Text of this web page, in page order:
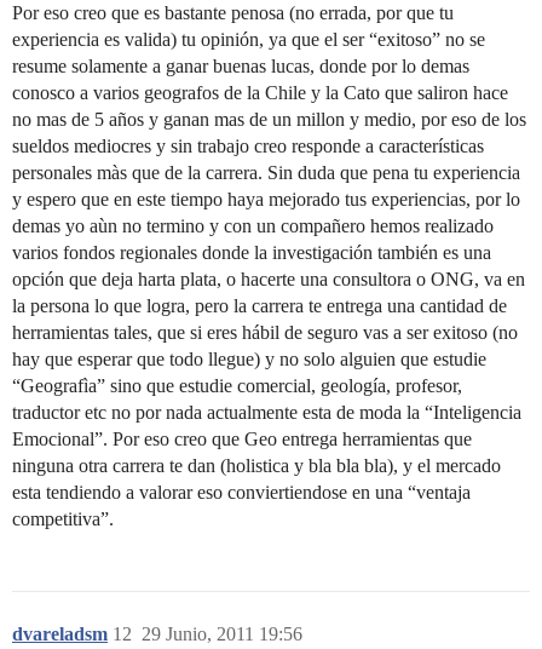
Por eso creo que es bastante penosa (no errada, por que tu
experiencia es valida) tu opinión, ya que el ser “exitoso” no se
resume solamente a ganar buenas lucas, donde por lo demas
conosco a varios geografos de la Chile y la Cato que saliron hace
no mas de 5 años y ganan mas de un millon y medio, por eso de los
sueldos mediocres y sin trabajo creo responde a características
personales màs que de la carrera. Sin duda que pena tu experiencia
y espero que en este tiempo haya mejorado tus experiencias, por lo
demas yo aùn no termino y con un compañero hemos realizado
varios fondos regionales donde la investigación también es una
opción que deja harta plata, o hacerte una consultora o ONG, va en
la persona lo que logra, pero la carrera te entrega una cantidad de
herramientas tales, que si eres hábil de seguro vas a ser exitoso (no
hay que esperar que todo llegue) y no solo alguien que estudie
“Geografìa” sino que estudie comercial, geología, profesor,
traductor etc no por nada actualmente esta de moda la “Inteligencia
Emocional”. Por eso creo que Geo entrega herramientas que
ninguna otra carrera te dan (holistica y bla bla bla), y el mercado
esta tendiendo a valorar eso conviertiendose en una “ventaja
competitiva”.
dvareladsm 29 Junio, 2011 19:56
12